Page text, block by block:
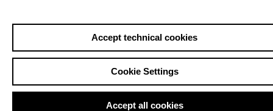
Accept technical cookies
Cookie Settings
Accept all cookies